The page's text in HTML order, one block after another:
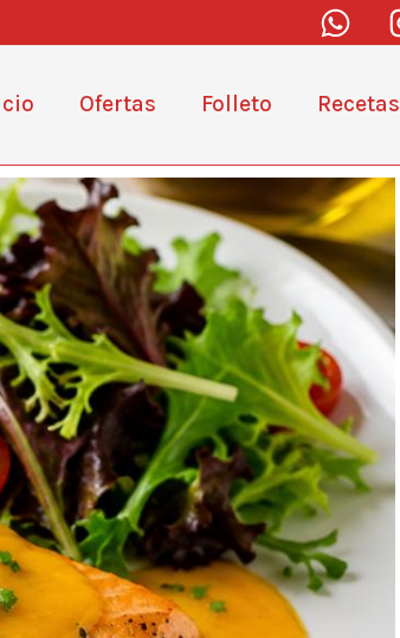
Ofertas Folleto Recetas